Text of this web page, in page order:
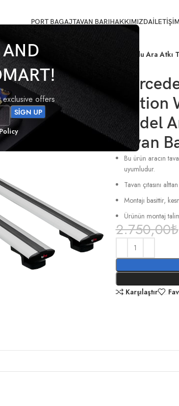
offers
PORT BAGAJTAVAN BARIHAKKIMIZDA
Wagon 2000 – 2007 Model Arası Uyumlu Ara Atkı
Station
Model
Tavan
Bu ürün aracın
uyumludur.
Tavan çıtasını
Montajı basittir,
Ürünün montaj
2.750,00₺
Karşılaştır